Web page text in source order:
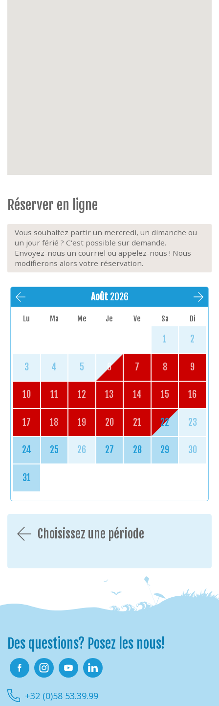
Réserver en ligne
Vous souhaitez partir un mercredi, un dimanche ou
un jour férié ? C'est possible sur demande.
Envoyez-nous un courriel ou appelez-nous ! Nous
modifierons alors votre réservation.
Août 2026
Lu Ma Me Je Ve Sa Di
1 2
3 4 5 6 7 8 9
10 11 12 13 14 15 16
17 18 19 20 21 22 23
24 25 26 27 28 29 30
31
Choisissez une période
Des questions? Posez les nous!
+32 (0)58 53.39.99